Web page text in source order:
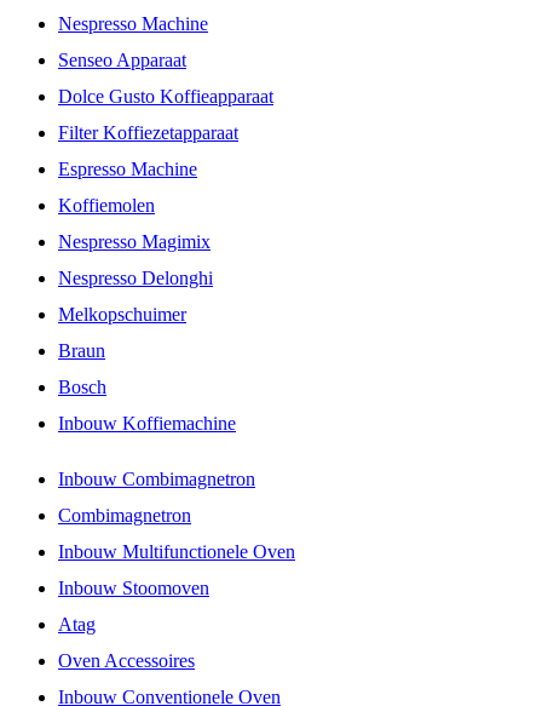
Nespresso Machine
Senseo Apparaat
Dolce Gusto Koffieapparaat
Filter Koffiezetapparaat
Espresso Machine
Koffiemolen
Nespresso Magimix
Nespresso Delonghi
Melkopschuimer
Braun
Bosch
Inbouw Koffiemachine
Inbouw Combimagnetron
Combimagnetron
Inbouw Multifunctionele Oven
Inbouw Stoomoven
Atag
Oven Accessoires
Inbouw Conventionele Oven